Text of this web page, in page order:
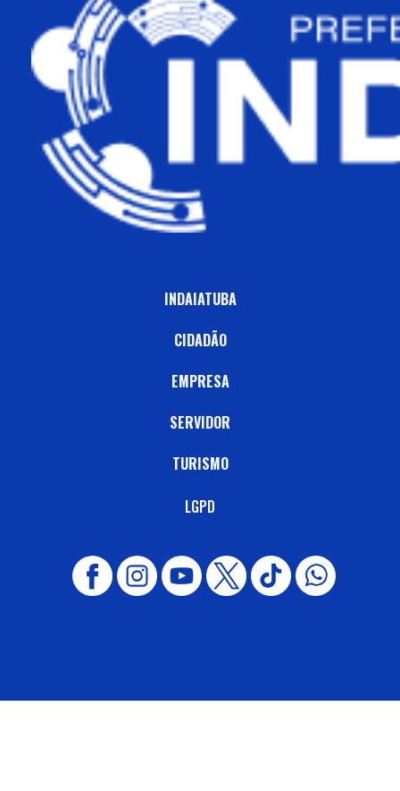
INDAIATUBA
CIDADÃO
EMPRESA
SERVIDOR
TURISMO
LGPD